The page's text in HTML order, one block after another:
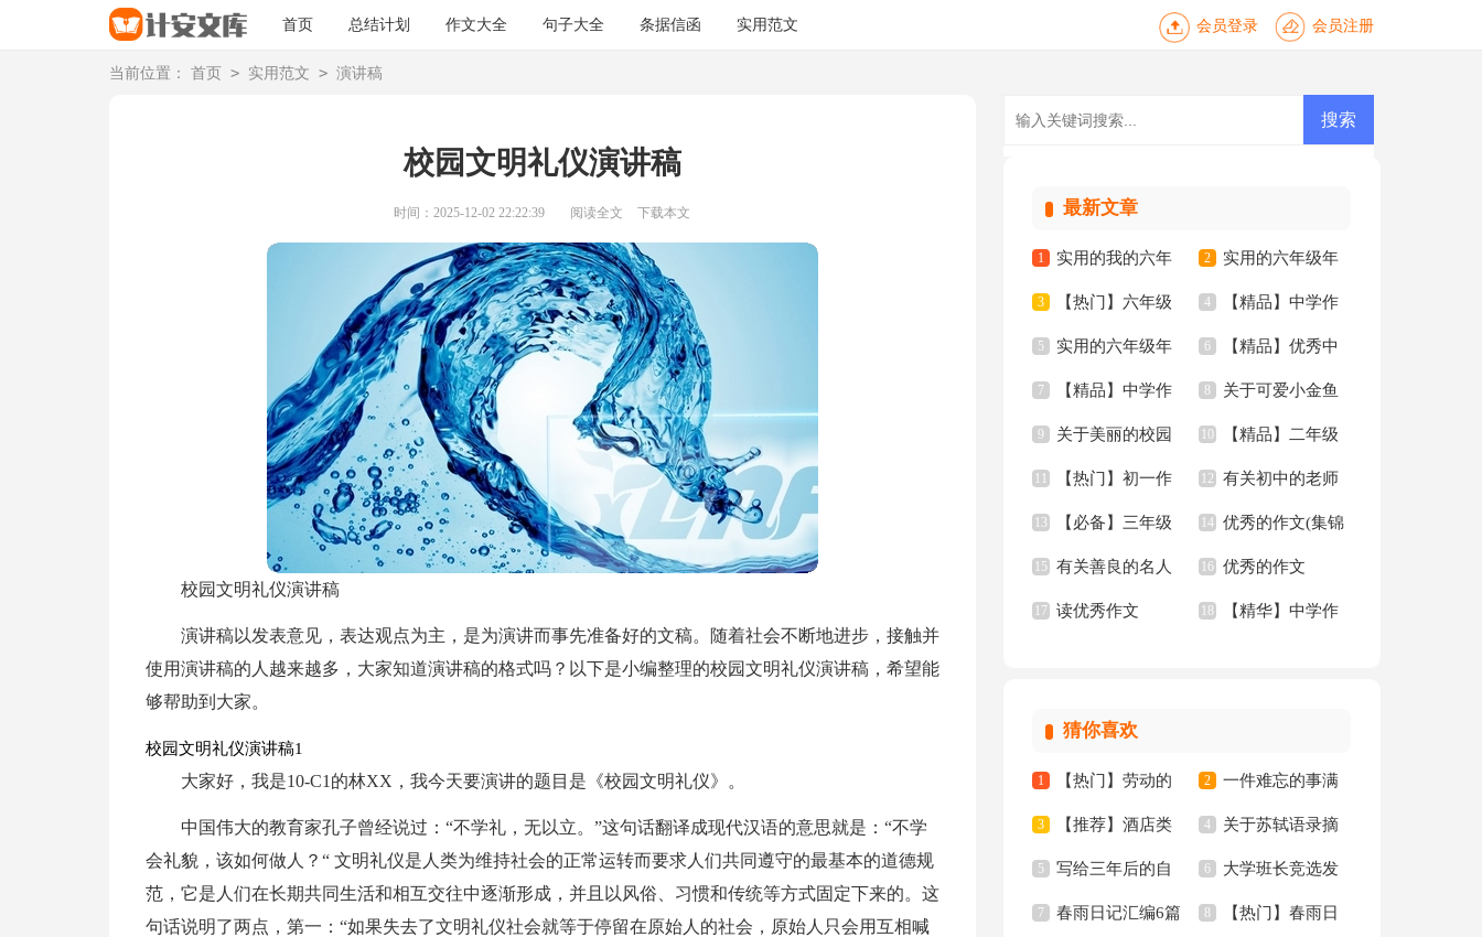
首页 总结计划 作文大全 句子大全 条据信函 实用范文 会员登录 会员注册
当前位置： 首页 > 实用范文 > 演讲稿
校园文明礼仪演讲稿
时间：2025-12-02 22:22:39 阅读全文 下载本文
校园文明礼仪演讲稿
演讲稿以发表意见，表达观点为主，是为演讲而事先准备好的文稿。随着社会不断地进步，接触并
使用演讲稿的人越来越多，大家知道演讲稿的格式吗？以下是小编整理的校园文明礼仪演讲稿，希望能
够帮助到大家。
校园文明礼仪演讲稿1
大家好，我是10-C1的林XX，我今天要演讲的题目是《校园文明礼仪》。
中国伟大的教育家孔子曾经说过：“不学礼，无以立。”这句话翻译成现代汉语的意思就是：“不学
会礼貌，该如何做人？“ 文明礼仪是人类为维持社会的正常运转而要求人们共同遵守的最基本的道德规
范，它是人们在长期共同生活和相互交往中逐渐形成，并且以风俗、习惯和传统等方式固定下来的。这
句话说明了两点，第一：“如果失去了文明礼仪社会就等于停留在原始人的社会，原始人只会用互相喊
最新文章
1 实用的我的六年
级小学作文锦集7篇
2 实用的六年级年
的作文300字4篇
3 【热门】六年级
的作文集锦5篇
4 【精品】中学作
文合集6篇
5 实用的六年级年
的作文300字合集9篇
6 【精品】优秀中
学作文合集八篇
7 【精品】中学作
文汇编五篇
8 关于可爱小金鱼
二年级作文十篇
9 关于美丽的校园
三年级作文汇编7篇
10 【精品】二年级
家乡作文3篇
11 【热门】初一作
文汇编5篇
12 有关初中的老师
作文锦集十篇
13 【必备】三年级
优秀作文6篇
14 优秀的作文(集锦
15篇)
15 有关善良的名人
名言
16 优秀的作文
【精】
17 读优秀作文 18 【精华】中学作
猜你喜欢
1 【热门】劳动的
日记三篇
2 一件难忘的事满
分作文汇总五篇
3 【推荐】酒店类
实习报告模板汇总十
篇
4 关于苏轼语录摘
抄（精选40句）
5 写给三年后的自
己的一封信
6 大学班长竞选发
言稿
7 春雨日记汇编6篇 8 【热门】春雨日